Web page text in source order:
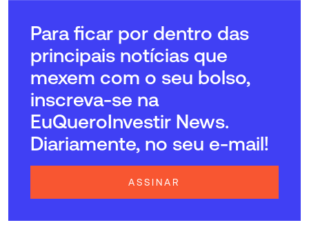
Para ficar por dentro das
principais notícias que
mexem com o seu bolso,
inscreva-se na
EuQueroInvestir News.
Diariamente, no seu e-mail!
ASSINAR